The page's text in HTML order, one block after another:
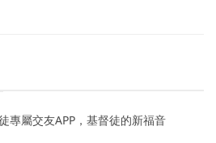
專屬交友APP，基督徒的新福音